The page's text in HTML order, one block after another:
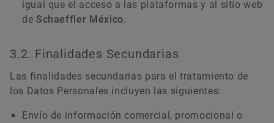
igual que el acceso a las plataformas y al sitio web
de Schaeffler México.
3.2. Finalidades Secundarias
Las finalidades secundarias para el tratamiento de
los Datos Personales incluyen las siguientes:
Envío de información comercial, promocional o